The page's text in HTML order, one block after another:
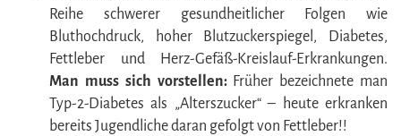
Reihe schwerer gesundheitlicher Folgen wie
Bluthochdruck, hoher Blutzuckerspiegel, Diabetes,
Fettleber und Herz-Gefäß-Kreislauf-Erkrankungen.
Man muss sich vorstellen:Früher bezeichnete man
Typ-2-Diabetes als „Alterszucker“ – heute erkranken
bereits Jugendliche daran gefolgt von Fettleber!!